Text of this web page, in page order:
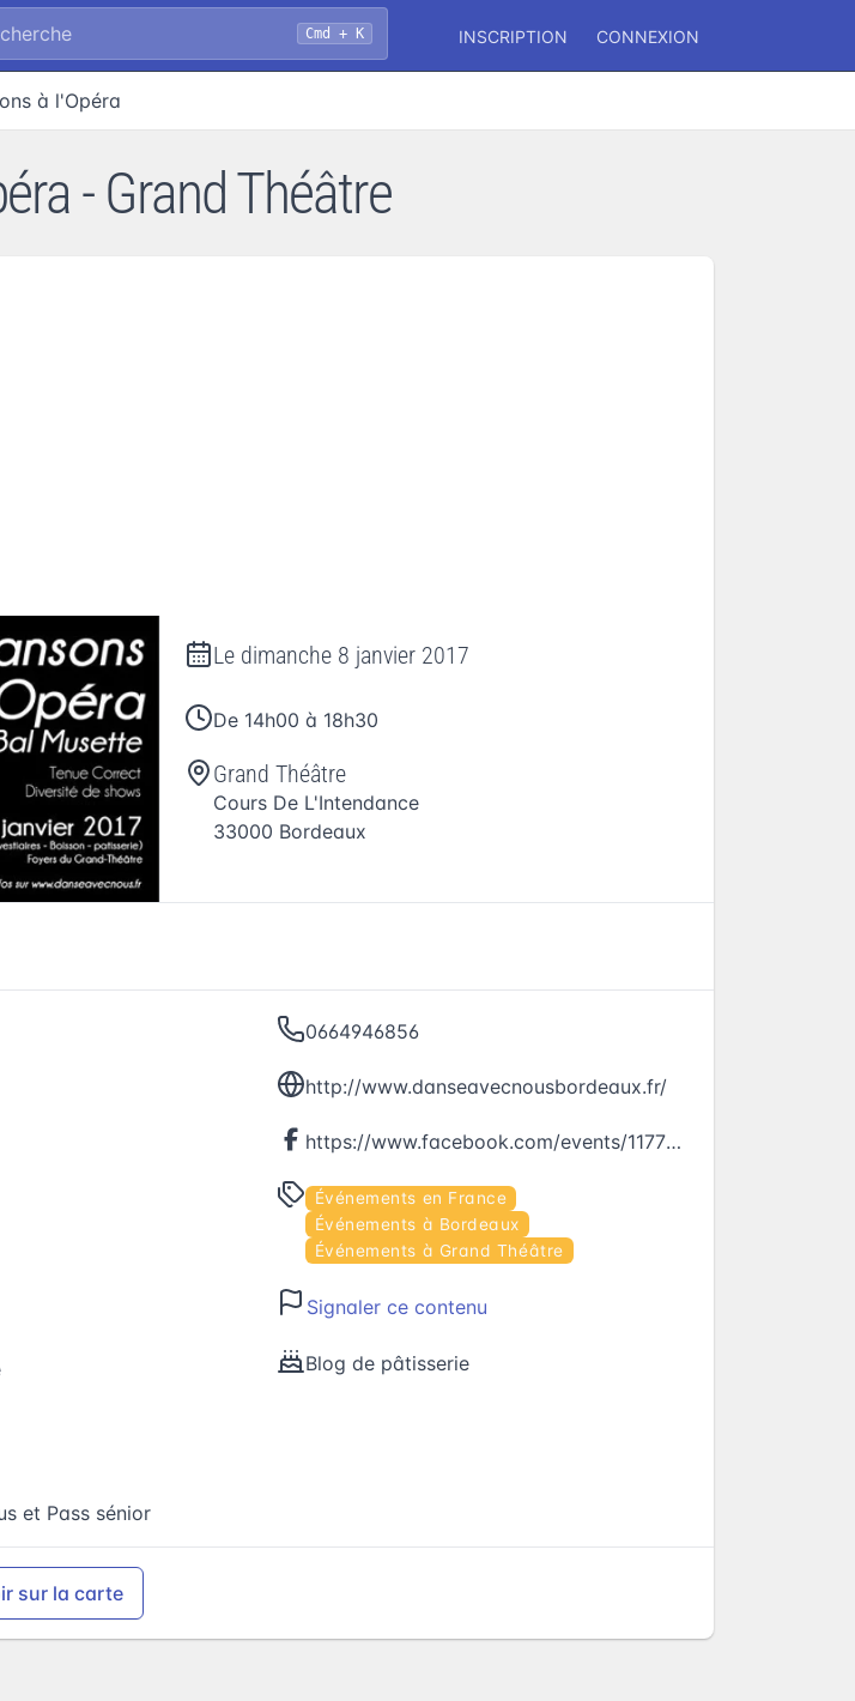
Cmd + K INSCRIPTION CONNEXION
à l'Opéra
- Grand Théâtre
Le dimanche 8 janvier 2017
De 14h00 à 18h30
Grand Théâtre
Cours De L'Intendance
33000 Bordeaux
et Pass sénior
0664946856
http://www.danseavecnousbordeaux.fr/
https://www.facebook.com/events/1177086892380624
Événements en France
Événements à Bordeaux
Événements à Grand Théâtre
Signaler ce contenu
Blog de pâtisserie
sur la carte